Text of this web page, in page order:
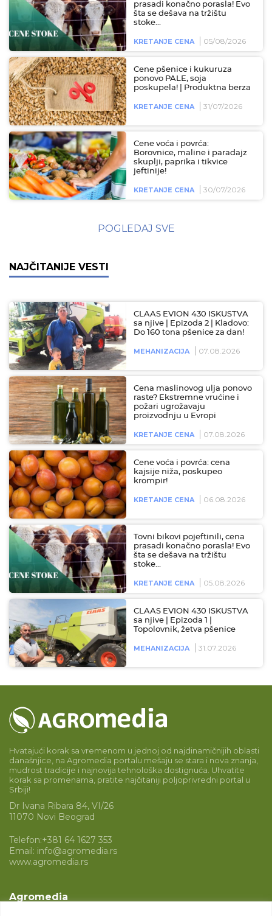
prasadi konačno porasla! Evo
šta se dešava na tržištu
stoke...
KRETANJE CENA 05/08/2026
Cene pšenice i kukuruza
ponovo PALE, soja
poskupela! | Produktna berza
KRETANJE CENA 31/07/2026
Cene voća i povrća:
Borovnice, maline i paradajz
skuplji, paprika i tikvice
jeftinije!
KRETANJE CENA 30/07/2026
POGLEDAJ SVE
NAJČITANIJE VESTI
CLAAS EVION 430 ISKUSTVA
sa njive | Epizoda 2 | Kladovo:
Do 160 tona pšenice za dan!
MEHANIZACIJA 07.08.2026
Cena maslinovog ulja ponovo
raste? Ekstremne vrućine i
požari ugrožavaju
proizvodnju u Evropi
KRETANJE CENA 07.08.2026
Cene voća i povrća: cena
kajsije niža, poskupeo
krompir!
KRETANJE CENA 06.08.2026
Tovni bikovi pojeftinili, cena
prasadi konačno porasla! Evo
šta se dešava na tržištu
stoke…
KRETANJE CENA 05.08.2026
CLAAS EVION 430 ISKUSTVA
sa njive | Epizoda 1 |
Topolovnik, žetva pšenice
MEHANIZACIJA 31.07.2026
Hvatajući korak sa vremenom u jednoj od najdinamičnijih oblasti
današnjice, na Agromedia portalu mešaju se stara i nova znanja,
mudrost tradicije i najnovija tehnološka dostignuća. Uhvatite
korak sa promenama, pratite najčitaniji poljoprivredni portal u
Srbiji!
Dr Ivana Ribara 84, VI/26
11070 Novi Beograd
Telefon:+381 64 1627 353
Email: info@agromedia.rs
www.agromedia.rs
Agromedia